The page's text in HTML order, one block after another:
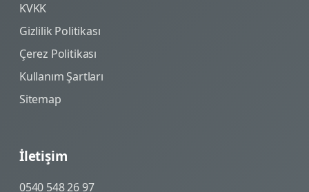
KVKK
Gizlilik Politikası
Çerez Politikası
Kullanım Şartları
Sitemap
İletişim
0540 548 26 97